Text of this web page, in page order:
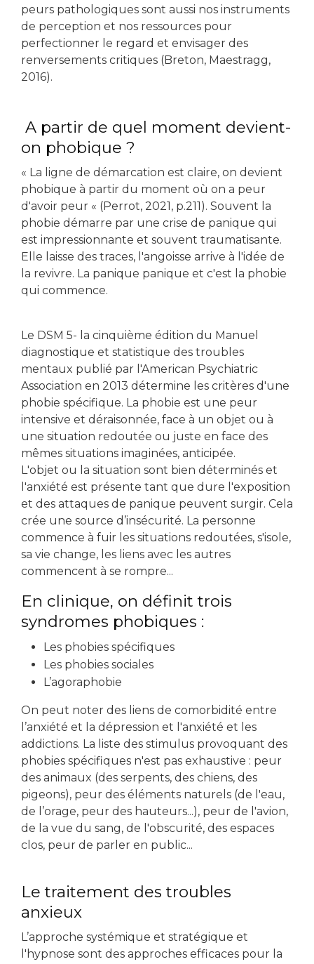
peurs pathologiques sont aussi nos instruments
de perception et nos ressources pour
perfectionner le regard et envisager des
renversements critiques (Breton, Maestragg,
2016).
A partir de quel moment devient-
on phobique ?
« La ligne de démarcation est claire, on devient
phobique à partir du moment où on a peur
d'avoir peur « (Perrot, 2021, p.211). Souvent la
phobie démarre par une crise de panique qui
est impressionnante et souvent traumatisante.
Elle laisse des traces, l'angoisse arrive à l'idée de
la revivre. La panique panique et c'est la phobie
qui commence.
Le DSM 5- la cinquième édition du Manuel
diagnostique et statistique des troubles
mentaux publié par l'American Psychiatric
Association en 2013 détermine les critères d'une
phobie spécifique. La phobie est une peur
intensive et déraisonnée, face à un objet ou à
une situation redoutée ou juste en face des
mêmes situations imaginées, anticipée.
L'objet ou la situation sont bien déterminés et
l'anxiété est présente tant que dure l'exposition
et des attaques de panique peuvent surgir. Cela
crée une source d’insécurité. La personne
commence à fuir les situations redoutées, s'isole,
sa vie change, les liens avec les autres
commencent à se rompre...
En clinique, on définit trois
syndromes phobiques :
Les phobies spécifiques
Les phobies sociales
L’agoraphobie
On peut noter des liens de comorbidité entre
l’anxiété et la dépression et l'anxiété et les
addictions. La liste des stimulus provoquant des
phobies spécifiques n'est pas exhaustive : peur
des animaux (des serpents, des chiens, des
pigeons), peur des éléments naturels (de l'eau,
de l’orage, peur des hauteurs...), peur de l'avion,
de la vue du sang, de l'obscurité, des espaces
clos, peur de parler en public...
Le traitement des troubles
anxieux
L’approche systémique et stratégique et
l'hypnose sont des approches efficaces pour la